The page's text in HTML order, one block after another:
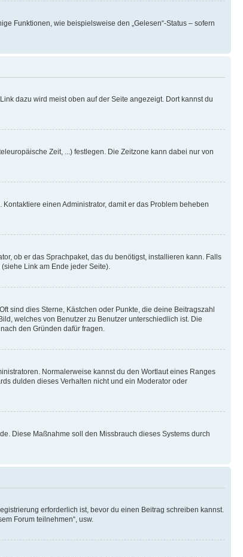
Funktionen, wie beispielsweise den „Gelesen“-Status – sofern
dazu wird meist oben auf der Seite angezeigt. Dort kannst du
Zeit, ...) festlegen. Die Zeitzone kann dabei nur von
einen Administrator, damit er das Problem beheben
ob er das Sprachpaket, das du benötigst, installieren kann. Falls
Link am Ende jeder Seite).
sind dies Sterne, Kästchen oder Punkte, die deine Beitragszahl
welches von Benutzer zu Benutzer unterschiedlich ist. Die
den Gründen dafür fragen.
Normalerweise kannst du den Wortlaut eines Ranges
dulden dieses Verhalten nicht und ein Moderator oder
Diese Maßnahme soll den Missbrauch dieses Systems durch
erforderlich ist, bevor du einen Beitrag schreiben kannst.
Forum teilnehmen“, usw.